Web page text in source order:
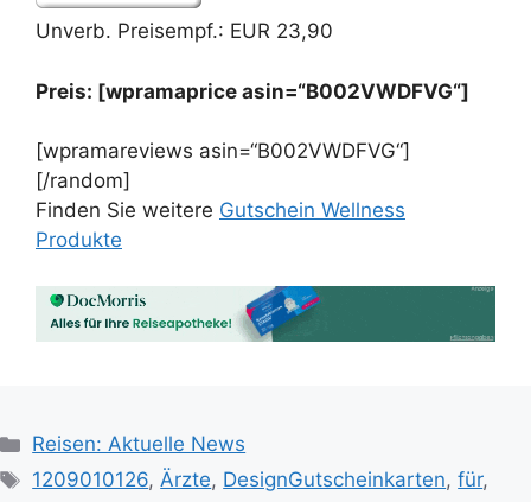
Unverb. Preisempf.: EUR 23,90
Preis: [wpramaprice asin=“B002VWDFVG“]
[wpramareviews asin=“B002VWDFVG“]
[/random]
Finden Sie weitere Gutschein Wellness
Produkte
Kategorien
Reisen: Aktuelle News
Schlagwörter
1209010126,Ärzte, DesignGutscheinkarten,für,